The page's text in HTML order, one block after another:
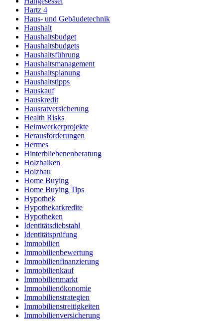
Hartz 4
Haus- und Gebäudetechnik
Haushalt
Haushaltsbudget
Haushaltsbudgets
Haushaltsführung
Haushaltsmanagement
Haushaltsplanung
Haushaltstipps
Hauskauf
Hauskredit
Hausratversicherung
Health Risks
Heimwerkerprojekte
Herausforderungen
Hermes
Hinterbliebenenberatung
Holzbalken
Holzbau
Home Buying
Home Buying Tips
Hypothek
Hypothekarkredite
Hypotheken
Identitätsdiebstahl
Identitätsprüfung
Immobilien
Immobilienbewertung
Immobilienfinanzierung
Immobilienkauf
Immobilienmarkt
Immobilienökonomie
Immobilienstrategien
Immobilienstreitigkeiten
Immobilienversicherung